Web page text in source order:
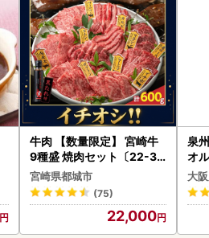
牛肉 【数量限定】 宮崎牛
9種盛 焼肉セット〔22-31
-006-600g〕都城 イチオ
シ!! 牛肉
宮崎県都城市
(75)
22,000
泉
オ
大